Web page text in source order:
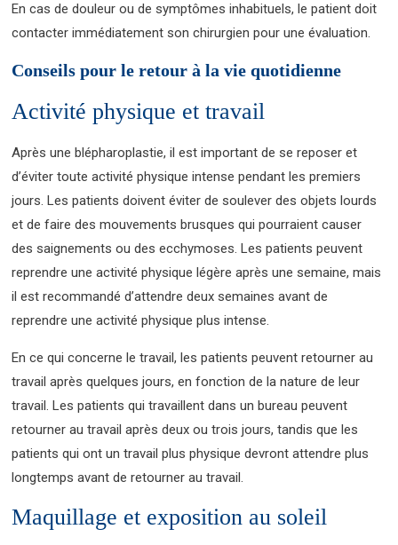
En cas de douleur ou de symptômes inhabituels, le patient doit
contacter immédiatement son chirurgien pour une évaluation.
Conseils pour le retour à la vie quotidienne
Activité physique et travail
Après une blépharoplastie, il est important de se reposer et
d’éviter toute activité physique intense pendant les premiers
jours. Les patients doivent éviter de soulever des objets lourds
et de faire des mouvements brusques qui pourraient causer
des saignements ou des ecchymoses. Les patients peuvent
reprendre une activité physique légère après une semaine, mais
il est recommandé d’attendre deux semaines avant de
reprendre une activité physique plus intense.
En ce qui concerne le travail, les patients peuvent retourner au
travail après quelques jours, en fonction de la nature de leur
travail. Les patients qui travaillent dans un bureau peuvent
retourner au travail après deux ou trois jours, tandis que les
patients qui ont un travail plus physique devront attendre plus
longtemps avant de retourner au travail.
Maquillage et exposition au soleil